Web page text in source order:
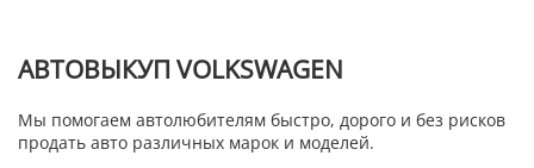
АВТОВЫКУП VOLKSWAGEN
Мы помогаем автолюбителям быстро, дорого и без рисков
продать авто различных марок и моделей.